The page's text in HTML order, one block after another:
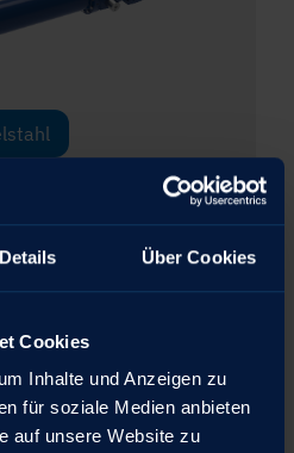
Details Über Cookies
Cookies
Inhalte und Anzeigen zu
für soziale Medien anbieten
auf unsere Website zu
spielarm geschliffen
für die